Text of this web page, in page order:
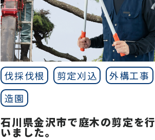
伐採伐根 剪定刈込
外構工事
造園
石川県金沢市で庭木の剪定を行
いました。